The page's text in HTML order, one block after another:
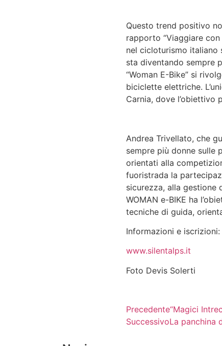
Questo trend positivo
rapporto “Viaggiare
nel cicloturismo italiano
sta diventando sempre
“Woman E-Bike” si
biciclette elettriche.
Carnia, dove l’obiettivo
Andrea Trivellato, che
sempre più donne sulle
orientati alla
fuoristrada la
sicurezza, alla gestione
WOMAN e-BIKE ha
tecniche di guida,
Informazioni e iscrizioni:
www.silentalps.it
Foto Devis Solerti
Precedente“Magici
SuccessivoLa panchina